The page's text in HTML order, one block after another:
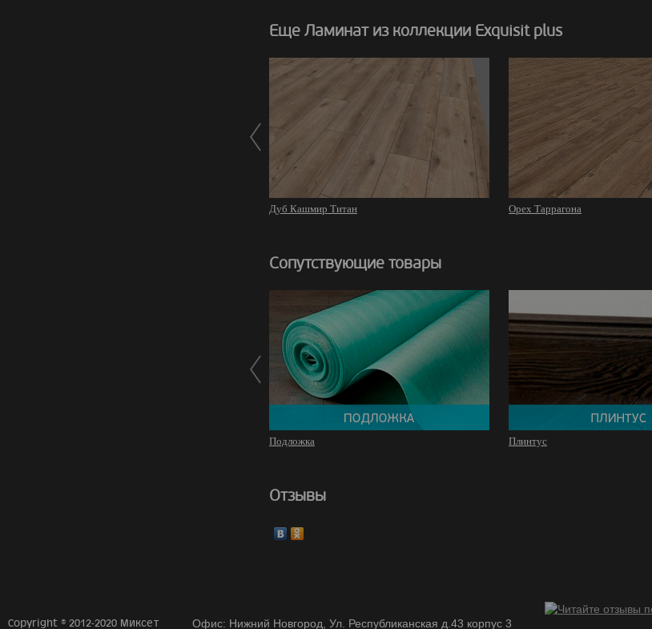
Еще Ламинат из коллекции Exquisit plus
Дуб Кашмир Титан Орех Таррагона
Сопутствующие товары
Подложка Плинтус
Отзывы
Copyright © 2012-2020 Миксет Офис: Нижний Новгород, Ул. Республиканская д.43 корпус 3